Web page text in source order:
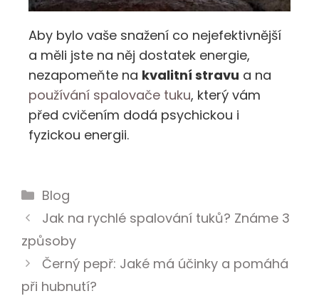
Aby bylo vaše snažení co nejefektivnější
a měli jste na něj dostatek energie,
nezapomeňte na kvalitní stravu a na
používání spalovače tuku, který vám
před cvičením dodá psychickou i
fyzickou energii.
Blog
Jak na rychlé spalování tuků? Známe 3
způsoby
Černý pepř: Jaké má účinky a pomáhá
při hubnutí?